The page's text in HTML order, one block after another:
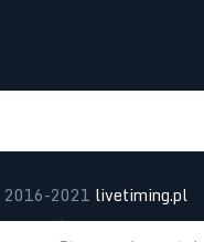
2016-2021 livetiming.pl
| Realizacja: